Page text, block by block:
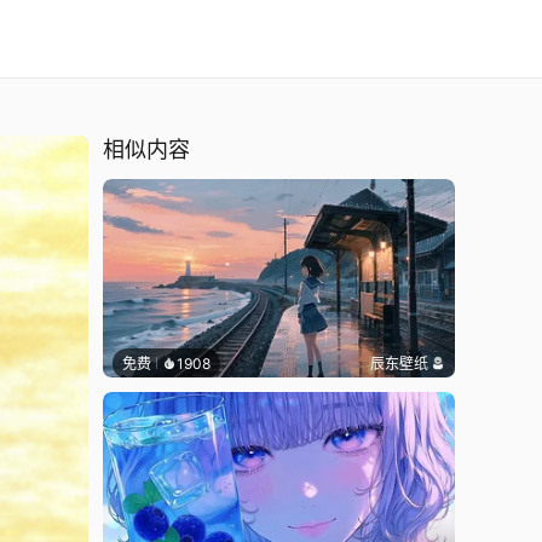
相似内容
免费 1908 辰东壁纸